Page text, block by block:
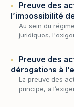
Preuve des
l’impossibilité
Au sein du
juridiques,
raisonnablement
Preuve des
dérogations à
La preuve des
principe, à